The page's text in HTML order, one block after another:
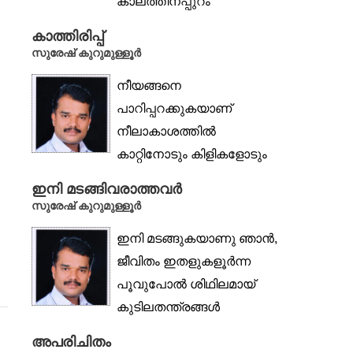
തനിച്ചിതാ...
കാത്തിരിപ്പ്
സുരേഷ് കുറുമുള്ളൂർ
നീയങ്ങനെ
പാറിപ്പറക്കുകയാണ്
നീലാകാശത്തിൽ
കാറ്റിനോടും കിളികളോടും
പക്ഷേ നിന്നെ ഞാനുമായി
ഇനി മടങ്ങിവരാത്തവര്‍
സുരേഷ് കുറുമുള്ളൂര്‍
ഇനി മടങ്ങുകയാണു ഞാന്‍,
ജീവിതം ഇതളുകളൂര്‍ന്ന
പൂവുപോല്‍ ശിഥിലമായ്
കുടിലതന്ത്രങ്ങള്‍
അപരിചിതം